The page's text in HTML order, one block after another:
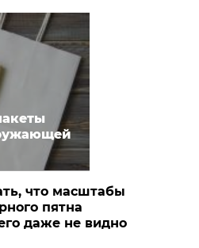
что масштабы
пятна
даже не видно